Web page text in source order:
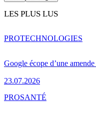
LES PLUS LUS
Google écope d’une
23.07.2026
PROTECHNOLOGIES
PROSANTÉ